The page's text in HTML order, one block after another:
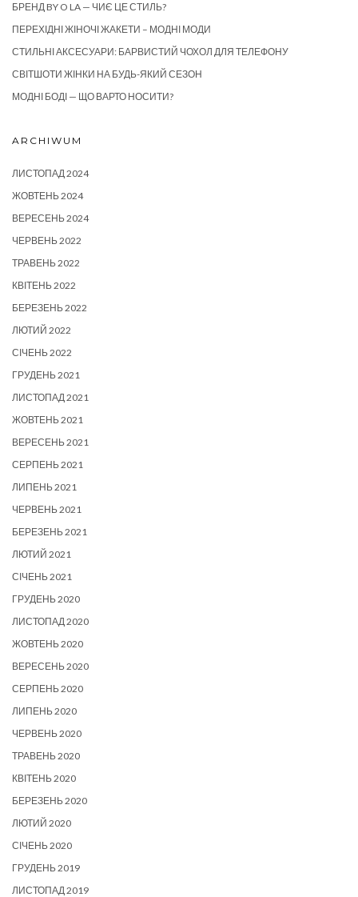
БРЕНД BY O LA — ЧИЄ ЦЕ СТИЛЬ?
ПЕРЕХІДНІ ЖІНОЧІ ЖАКЕТИ – МОДНІ МОДИ
СТИЛЬНІ АКСЕСУАРИ: БАРВИСТИЙ ЧОХОЛ ДЛЯ ТЕЛЕФОНУ
СВІТШОТИ ЖІНКИ НА БУДЬ-ЯКИЙ СЕЗОН
МОДНІ БОДІ — ЩО ВАРТО НОСИТИ?
ARCHIWUM
ЛИСТОПАД 2024
ЖОВТЕНЬ 2024
ВЕРЕСЕНЬ 2024
ЧЕРВЕНЬ 2022
ТРАВЕНЬ 2022
КВІТЕНЬ 2022
БЕРЕЗЕНЬ 2022
ЛЮТИЙ 2022
СІЧЕНЬ 2022
ГРУДЕНЬ 2021
ЛИСТОПАД 2021
ЖОВТЕНЬ 2021
ВЕРЕСЕНЬ 2021
СЕРПЕНЬ 2021
ЛИПЕНЬ 2021
ЧЕРВЕНЬ 2021
БЕРЕЗЕНЬ 2021
ЛЮТИЙ 2021
СІЧЕНЬ 2021
ГРУДЕНЬ 2020
ЛИСТОПАД 2020
ЖОВТЕНЬ 2020
ВЕРЕСЕНЬ 2020
СЕРПЕНЬ 2020
ЛИПЕНЬ 2020
ЧЕРВЕНЬ 2020
ТРАВЕНЬ 2020
КВІТЕНЬ 2020
БЕРЕЗЕНЬ 2020
ЛЮТИЙ 2020
СІЧЕНЬ 2020
ГРУДЕНЬ 2019
ЛИСТОПАД 2019